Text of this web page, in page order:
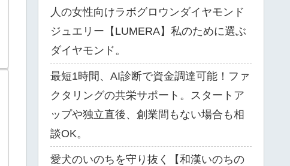
人の女性向けラボグロウンダイヤモンド
ジュエリー【LUMERA】私のために選ぶ
ダイヤモンド。
最短1時間、AI診断で資金調達可能！ファ
クタリングの共栄サポート。スタートア
ップや独立直後、創業間もない場合も相
談OK。
愛犬のいのちを守り抜く【和漢いのちの